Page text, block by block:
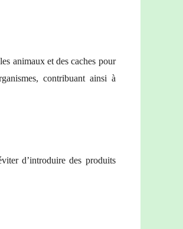
animaux et des caches pour
contribuant ainsi à
d’introduire des produits